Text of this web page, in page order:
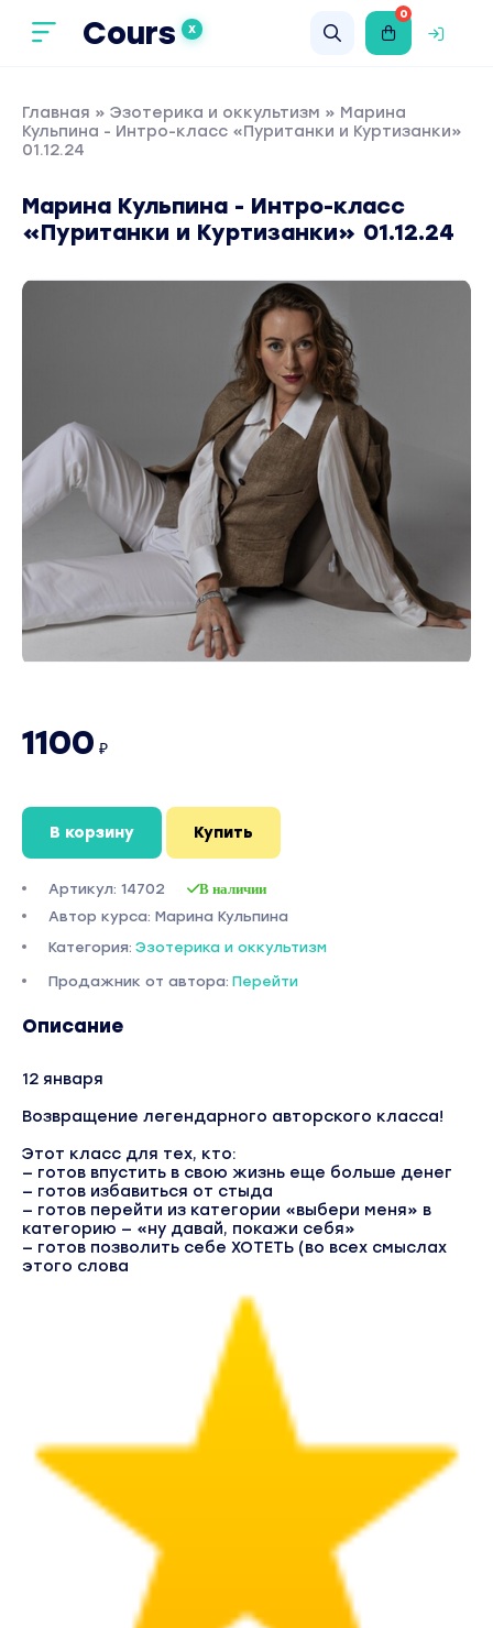
Cours X
0
Главная » Эзотерика и оккультизм » Марина
Кульпина - Интро-класс «Пуританки и Куртизанки»
01.12.24
Марина Кульпина - Интро-класс
«Пуританки и Куртизанки» 01.12.24
1100 ₽
В корзину Купить
Артикул: 14702 В наличии
Автор курса: Марина Кульпина
Категория: Эзотерика и оккультизм
Продажник от автора: Перейти
Описание
12 января
Возвращение легендарного авторского класса!
Этот класс для тех, кто:
— готов впустить в свою жизнь еще больше денег
— готов избавиться от стыда
— готов перейти из категории «выбери меня» в
категорию — «ну давай, покажи себя»
— готов позволить себе ХОТЕТЬ (во всех смыслах
этого слова